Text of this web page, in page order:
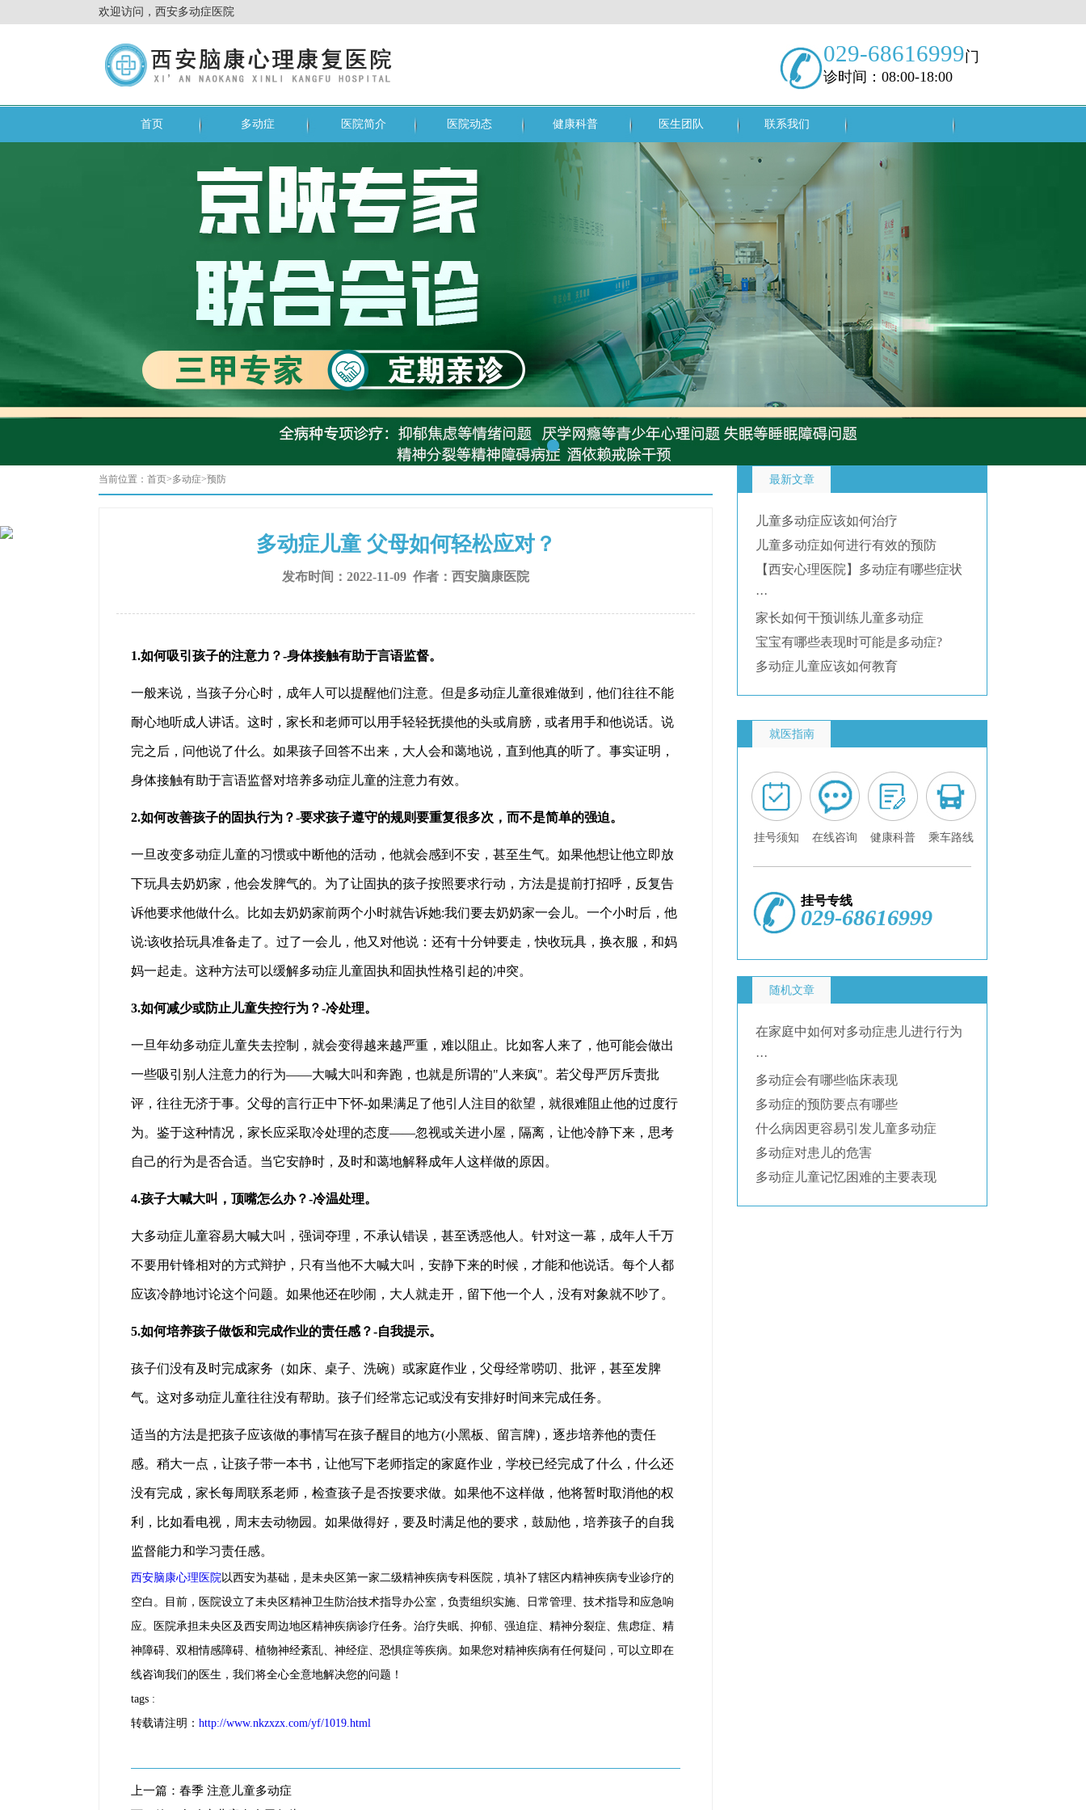
欢迎访问，西安多动症医院
029-68616999门
诊时间：08:00-18:00
首页 多动症 医院简介 医院动态 健康科普 医生团队 联系我们
当前位置： 首页>多动症>预防
多动症儿童 父母如何轻松应对？
发布时间：2022-11-09 作者： 西安脑康医院
1.如何吸引孩子的注意力？-身体接触有助于言语监督。
一般来说，当孩子分心时，成年人可以提醒他们注意。但是多动症儿童很难做到，他们往往不能
耐心地听成人讲话。这时，家长和老师可以用手轻轻抚摸他的头或肩膀，或者用手和他说话。说
完之后，问他说了什么。如果孩子回答不出来，大人会和蔼地说，直到他真的听了。事实证明，
身体接触有助于言语监督对培养多动症儿童的注意力有效。
2.如何改善孩子的固执行为？-要求孩子遵守的规则要重复很多次，而不是简单的强迫。
一旦改变多动症儿童的习惯或中断他的活动，他就会感到不安，甚至生气。如果他想让他立即放
下玩具去奶奶家，他会发脾气的。为了让固执的孩子按照要求行动，方法是提前打招呼，反复告
诉他要求他做什么。比如去奶奶家前两个小时就告诉她:我们要去奶奶家一会儿。一个小时后，他
说:该收拾玩具准备走了。过了一会儿，他又对他说：还有十分钟要走，快收玩具，换衣服，和妈
妈一起走。这种方法可以缓解多动症儿童固执和固执性格引起的冲突。
3.如何减少或防止儿童失控行为？-冷处理。
一旦年幼多动症儿童失去控制，就会变得越来越严重，难以阻止。比如客人来了，他可能会做出
一些吸引别人注意力的行为——大喊大叫和奔跑，也就是所谓的"人来疯"。若父母严厉斥责批
评，往往无济于事。父母的言行正中下怀-如果满足了他引人注目的欲望，就很难阻止他的过度行
为。鉴于这种情况，家长应采取冷处理的态度——忽视或关进小屋，隔离，让他冷静下来，思考
自己的行为是否合适。当它安静时，及时和蔼地解释成年人这样做的原因。
4.孩子大喊大叫，顶嘴怎么办？-冷温处理。
大多动症儿童容易大喊大叫，强词夺理，不承认错误，甚至诱惑他人。针对这一幕，成年人千万
不要用针锋相对的方式辩护，只有当他不大喊大叫，安静下来的时候，才能和他说话。每个人都
应该冷静地讨论这个问题。如果他还在吵闹，大人就走开，留下他一个人，没有对象就不吵了。
5.如何培养孩子做饭和完成作业的责任感？-自我提示。
孩子们没有及时完成家务（如床、桌子、洗碗）或家庭作业，父母经常唠叨、批评，甚至发脾
气。这对多动症儿童往往没有帮助。孩子们经常忘记或没有安排好时间来完成任务。
适当的方法是把孩子应该做的事情写在孩子醒目的地方(小黑板、留言牌)，逐步培养他的责任
感。稍大一点，让孩子带一本书，让他写下老师指定的家庭作业，学校已经完成了什么，什么还
没有完成，家长每周联系老师，检查孩子是否按要求做。如果他不这样做，他将暂时取消他的权
利，比如看电视，周末去动物园。如果做得好，要及时满足他的要求，鼓励他，培养孩子的自我
监督能力和学习责任感。
西安脑康心理医院以西安为基础，是未央区第一家二级精神疾病专科医院，填补了辖区内精神疾病专业诊疗的
空白。目前，医院设立了未央区精神卫生防治技术指导办公室，负责组织实施、日常管理、技术指导和应急响
应。医院承担未央区及西安周边地区精神疾病诊疗任务。治疗失眠、抑郁、强迫症、精神分裂症、焦虑症、精
神障碍、双相情感障碍、植物神经紊乱、神经症、恐惧症等疾病。如果您对精神疾病有任何疑问，可以立即在
线咨询我们的医生，我们将全心全意地解决您的问题！
tags :
转载请注明： http://www.nkzxzx.com/yf/1019.html
上一篇： 春季 注意儿童多动症
最新文章
儿童多动症应该如何治疗
儿童多动症如何进行有效的预防
【西安心理医院】多动症有哪些症状
···
家长如何干预训练儿童多动症
宝宝有哪些表现时可能是多动症?
多动症儿童应该如何教育
就医指南
挂号须知 在线咨询 健康科普 乘车路线
挂号专线
029-68616999
随机文章
在家庭中如何对多动症患儿进行行为
···
多动症会有哪些临床表现
多动症的预防要点有哪些
什么病因更容易引发儿童多动症
多动症对患儿的危害
多动症儿童记忆困难的主要表现